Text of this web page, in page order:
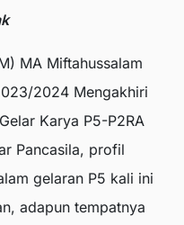
MA Miftahussalam
2024 Mengakhiri
Karya P5-P2RA
Pancasila, profil
gelaran P5 kali ini
adapun tempatnya